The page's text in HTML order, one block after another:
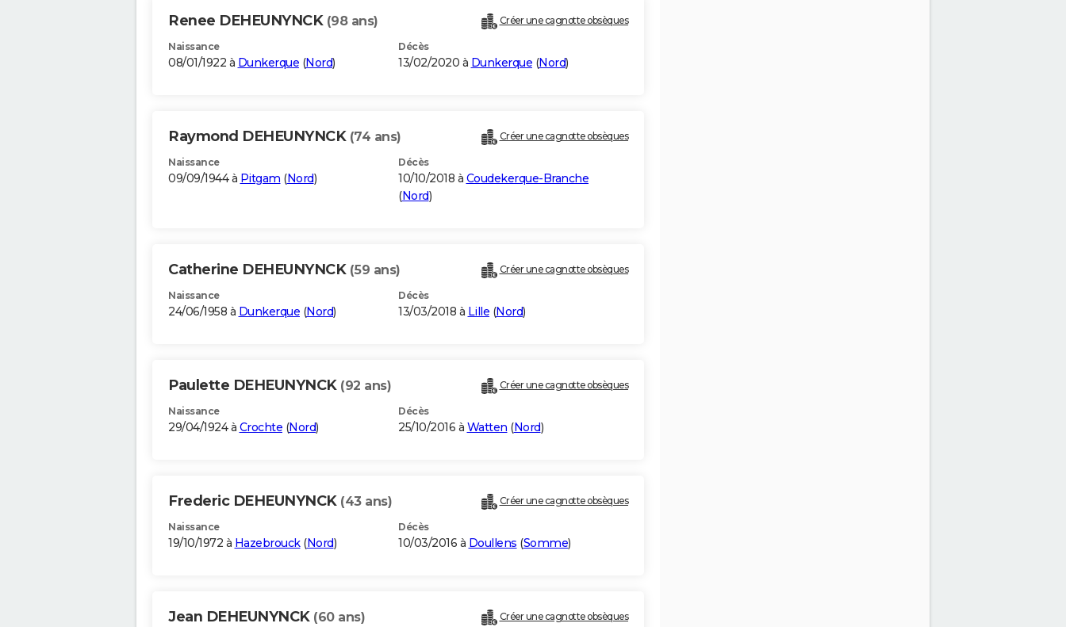
Renee DEHEUNYNCK (98 ans) Créer une cagnotte obsèques
Naissance
08/01/1922 à Dunkerque (Nord)
Décès
13/02/2020 à Dunkerque (Nord)
Raymond DEHEUNYNCK (74 ans) Créer une cagnotte obsèques
Naissance
09/09/1944 à Pitgam (Nord)
Décès
10/10/2018 à Coudekerque-Branche
(Nord)
Catherine DEHEUNYNCK (59 ans) Créer une cagnotte obsèques
Naissance
24/06/1958 à Dunkerque (Nord)
Décès
13/03/2018 à Lille (Nord)
Paulette DEHEUNYNCK (92 ans) Créer une cagnotte obsèques
Naissance
29/04/1924 à Crochte (Nord)
Décès
25/10/2016 à Watten (Nord)
Frederic DEHEUNYNCK (43 ans) Créer une cagnotte obsèques
Naissance
19/10/1972 à Hazebrouck(Nord)
Décès
10/03/2016 à Doullens (Somme)
Jean DEHEUNYNCK (60 ans) Créer une cagnotte obsèques